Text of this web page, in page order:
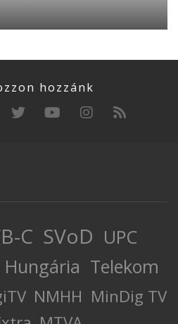
hozzánk
C SVoD UPC
Telekom
NMHH MinDig TV